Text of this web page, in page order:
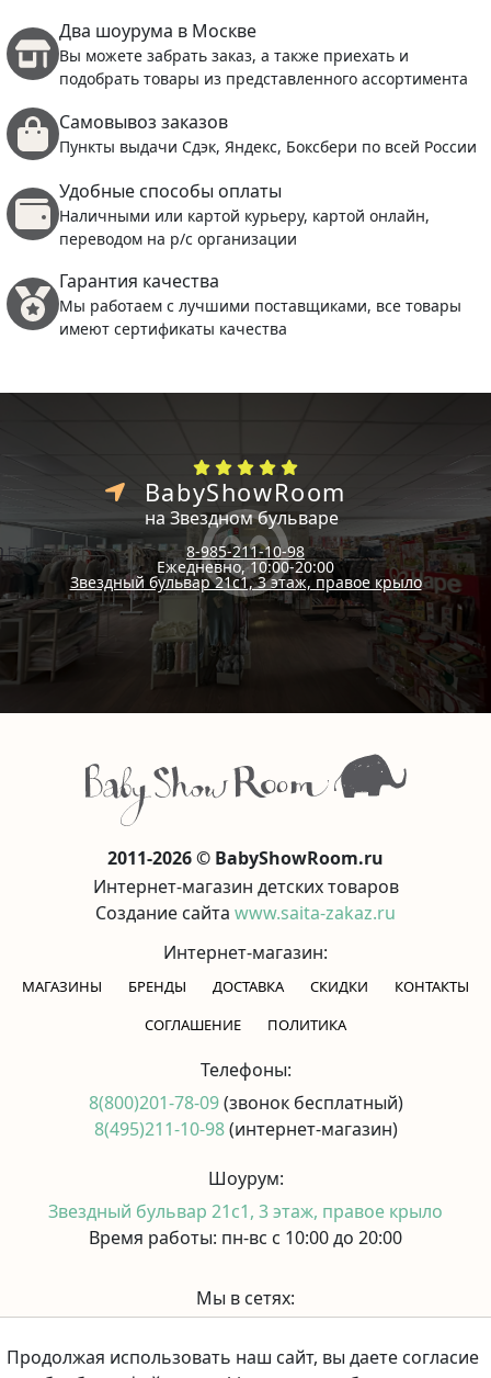
Два шоурума в Москве
Вы можете забрать заказ, а также приехать и
подобрать товары из представленного ассортимента
Самовывоз заказов
Пункты выдачи Сдэк, Яндекс, Боксбери по всей России
Удобные способы оплаты
Наличными или картой курьеру, картой онлайн,
переводом на р/с организации
Гарантия качества
Мы работаем с лучшими поставщиками, все товары
имеют сертификаты качества
BabyShowRoom
на Звездном бульваре
8-985-211-10-98
Ежедневно, 10:00-20:00
Звездный бульвар 21с1, 3 этаж, правое крыло
2011-2026 © BabyShowRoom.ru
Интернет-магазин детских товаров
Создание сайта www.saita-zakaz.ru
Интернет-магазин:
МАГАЗИНЫ БРЕНДЫ ДОСТАВКА СКИДКИ
КОНТАКТЫ
CОГЛАШЕНИЕ
ПОЛИТИКА
Телефоны:
8(800)201-78-09(звонок бесплатный)
8(495)211-10-98(интернет-магазин)
Шоурум:
Звездный бульвар 21с1, 3 этаж, правое крыло
Время работы: пн-вс с 10:00 до 20:00
Мы в сетях:
Продолжая использовать наш сайт, вы даете согласие